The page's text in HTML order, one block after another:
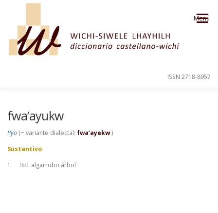
Saltar al contenido
Menú
ISSN 2718-8957
fwa’ayukw
Pyo (~ variante dialectal: fwa’ayekw)
Sustantivo
1 Bot. algarrobo árbol